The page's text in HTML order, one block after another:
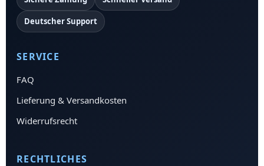
Deutscher Support
SERVICE
FAQ
Lieferung & Versandkosten
Widerrufsrecht
RECHTLICHES